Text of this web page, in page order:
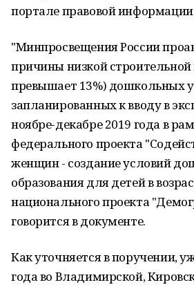
портале правовой
"Минпросвещения России
причины низкой строительной
превышает 13%) дошкольных
запланированных к вводу в
ноябре-декабре 2019 года в
федерального проекта
женщин - создание условий
образования для детей в
национального проекта
говорится в документе.
Как уточняется в поручении,
года во Владимирской,